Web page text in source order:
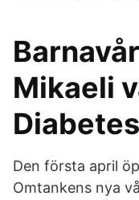
Mikaeli
Den första april
Omtankens nya